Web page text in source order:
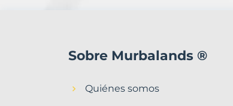
Sobre Murbalands ®
Quiénes somos